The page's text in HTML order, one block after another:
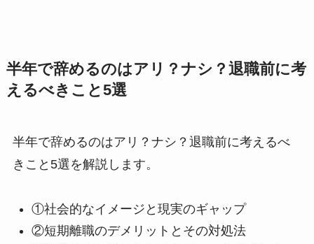
半年で辞めるのはアリ？ナシ？退職前に考
えるべきこと5選
半年で辞めるのはアリ？ナシ？退職前に考えるべ
きこと5選を解説します。
①社会的なイメージと現実のギャップ
②短期離職のデメリットとその対処法